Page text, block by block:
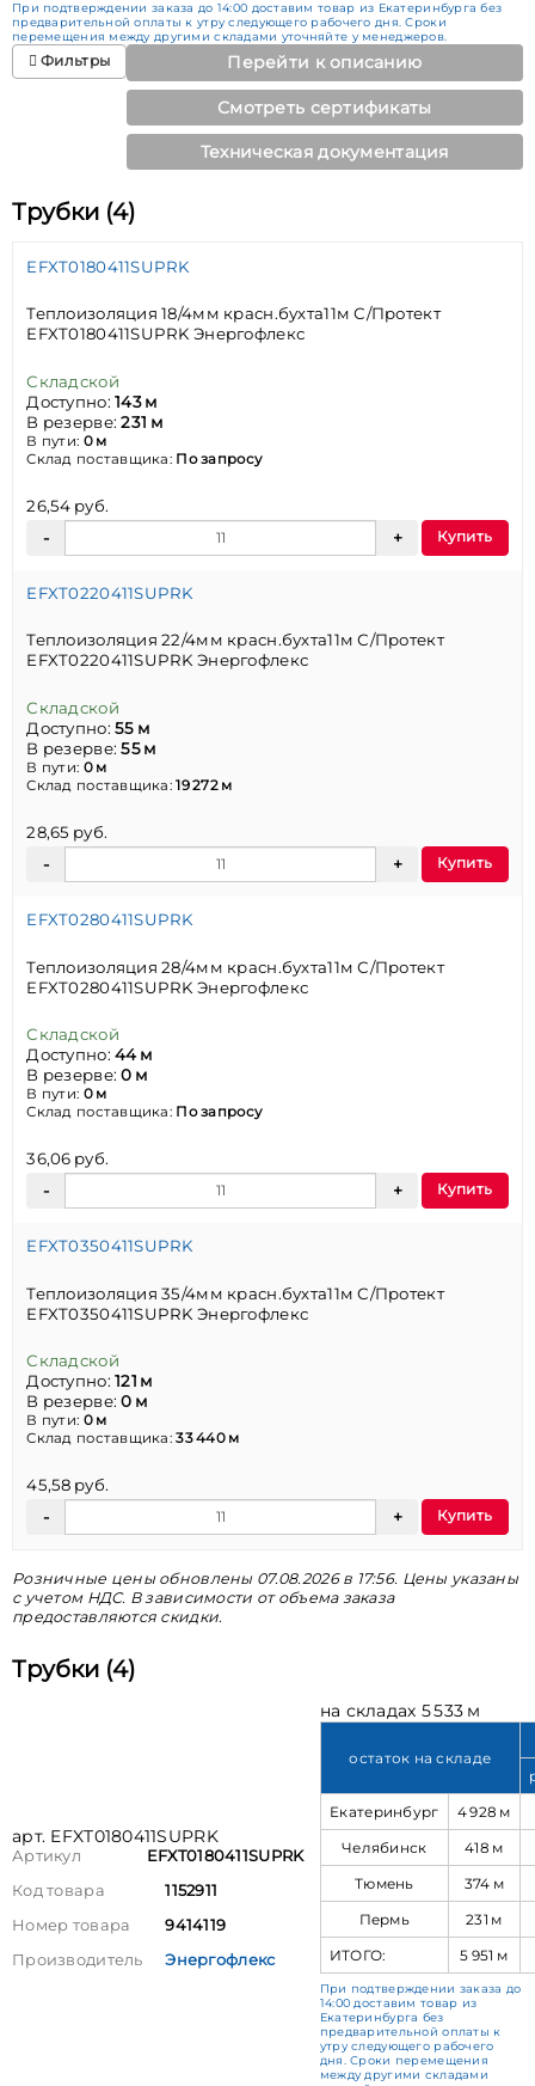
При подтверждении заказа до 14:00 доставим товар из Екатеринбурга без
предварительной оплаты к утру следующего рабочего дня. Сроки
перемещения между другими складами уточняйте у менеджеров.
Фильтры Перейти к описанию
Смотреть сертификаты
Техническая документация
Трубки (4)
EFXT0180411SUPRK
Теплоизоляция 18/4мм красн.бухта11м С/Протект
EFXT0180411SUPRK Энергофлекс
Складской
Доступно:143 м
В резерве:231 м
В пути: 0 м
Склад поставщика: По запросу
26,54 руб.
Купить
EFXT0220411SUPRK
Теплоизоляция 22/4мм красн.бухта11м С/Протект
EFXT0220411SUPRK Энергофлекс
Складской
Доступно:55 м
В резерве:55 м
В пути: 0 м
Склад поставщика:19 272 м
28,65 руб.
Купить
EFXT0280411SUPRK
Теплоизоляция 28/4мм красн.бухта11м С/Протект
EFXT0280411SUPRK Энергофлекс
Складской
Доступно:44 м
В резерве:0 м
В пути: 0 м
Склад поставщика: По запросу
36,06 руб.
Купить
EFXT0350411SUPRK
Теплоизоляция 35/4мм красн.бухта11м С/Протект
EFXT0350411SUPRK Энергофлекс
Складской
Доступно:121 м
В резерве:0 м
В пути: 0 м
Склад поставщика:33 440 м
45,58 руб.
Купить
Розничные цены обновлены 07.08.2026 в 17:56. Цены указаны
с учетом НДС. В зависимости от объема заказа
предоставляются скидки.
Трубки (4)
арт. EFXT0180411SUPRK
Артикул
EFXT0180411SUPRK
Код товара
1152911
Номер товара
9414119
Производитель
Энергофлекс
на складах 5 533 м
остаток на складе
Екатеринбург
4 928 м
Челябинск
418 м
Тюмень
374 м
Пермь
231 м
ИТОГО:
5 951 м
При подтверждении заказа до
14:00 доставим товар из
Екатеринбурга без
предварительной оплаты к
утру следующего рабочего
дня. Сроки перемещения
между другими складами